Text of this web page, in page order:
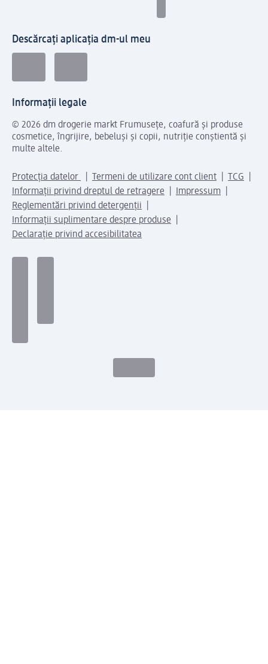
Descărcați aplicația dm-ul meu
Informații legale
© 2026 dm drogerie markt Frumusețe, coafură și produse
cosmetice, îngrijire, bebeluși și copii, nutriție conștientă și
multe altele.
Protecția datelor Termeni de utilizare cont client
TCG
Informații privind dreptul de retragere
Impressum
Reglementări privind detergenții
Informații suplimentare despre produse
Declarație privind accesibilitatea